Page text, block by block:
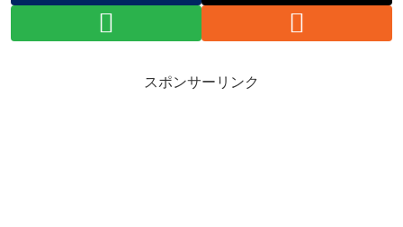
スポンサーリンク